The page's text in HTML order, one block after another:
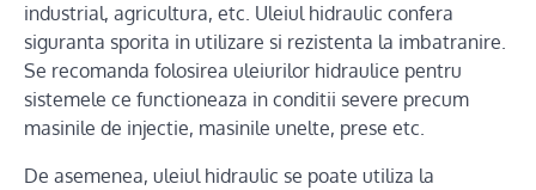
industrial, agricultura, etc. Uleiul hidraulic confera
siguranta sporita in utilizare si rezistenta la imbatranire.
Se recomanda folosirea uleiurilor hidraulice pentru
sistemele ce functioneaza in conditii severe precum
masinile de injectie, masinile unelte, prese etc.
De asemenea, uleiul hidraulic se poate utiliza la